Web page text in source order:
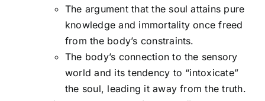
The argument that the soul attains pure
knowledge and immortality once freed
from the body’s constraints.
The body’s connection to the sensory
world and its tendency to “intoxicate”
the soul, leading it away from the truth.